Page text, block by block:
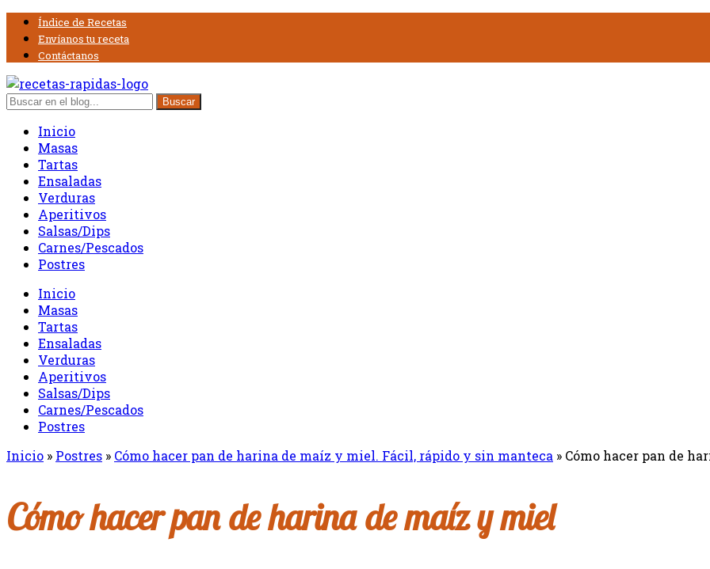
Índice de Recetas
Envíanos tu receta
Contáctanos
Inicio
Masas
Tartas
Ensaladas
Verduras
Aperitivos
Salsas/Dips
Carnes/Pescados
Postres
Inicio
Masas
Tartas
Ensaladas
Verduras
Aperitivos
Salsas/Dips
Carnes/Pescados
Postres
Inicio » Postres » Cómo hacer pan de harina de maíz y miel. Fácil, rápido y sin manteca » Cómo hacer pan de
Cómo hacer pan de harina de maíz y miel